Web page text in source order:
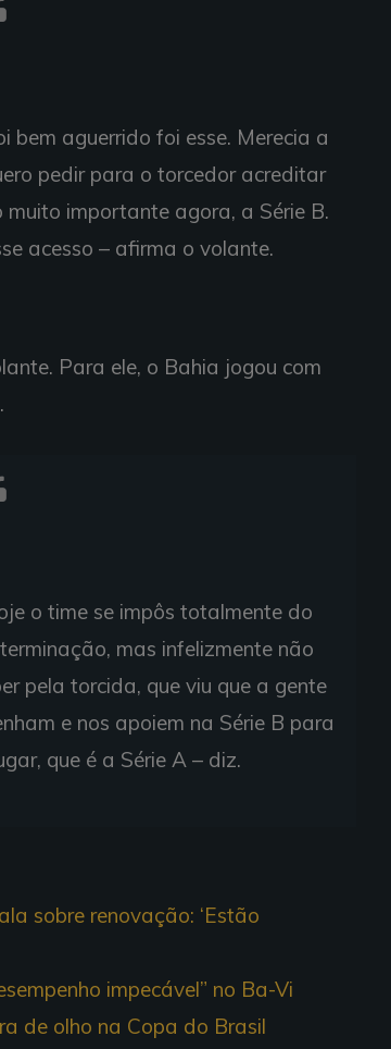
bem aguerrido foi esse. Merecia a
pedir para o torcedor acreditar
importante agora, a Série B.
acesso – afirma o volante.
Para ele, o Bahia jogou com
o time se impôs totalmente do
mas infelizmente não
pela torcida, que viu que a gente
e nos apoiem na Série B para
que é a Série A – diz.
sobre renovação: ‘Estão
impecável” no Ba-Vi
de olho na Copa do Brasil